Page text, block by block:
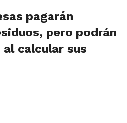
pagarán
pero podrán
calcular sus